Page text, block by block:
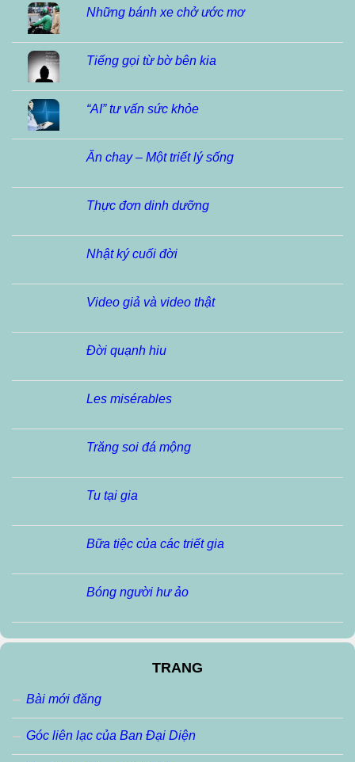
Những bánh xe chở ước mơ
Tiếng gọi từ bờ bên kia
“AI” tư vấn sức khỏe
Ăn chay – Một triết lý sống
Thực đơn dinh dưỡng
Nhật ký cuối đời
Video giả và video thật
Đời quạnh hiu
Les misérables
Trăng soi đá mộng
Tu tại gia
Bữa tiệc của các triết gia
Bóng người hư ảo
TRANG
Bài mới đăng
Góc liên lạc của Ban Đại Diện